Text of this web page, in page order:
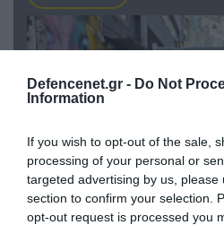
Defencenet.gr - Do Not
Information
If you wish to opt-out of the sale,
processing of your personal or
targeted advertising by us, please
section to confirm your selection.
opt-out request is processed you